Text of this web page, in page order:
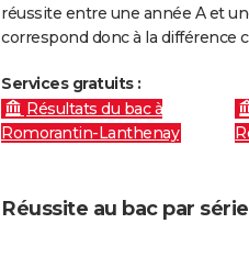
réussite entre une année A et
correspond donc à la différence
Services gratuits :
Résultats du bac à
Romorantin-Lanthenay
Réussite au bac par